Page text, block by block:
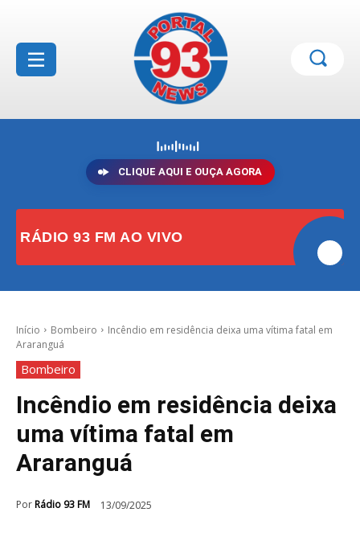
CLIQUE AQUI E OUÇA AGORA
RÁDIO 93 FM AO VIVO
Início Bombeiro
Incêndio em residência deixa uma vítima fatal em
Araranguá
Bombeiro
Incêndio em residência deixa
uma vítima fatal em
Araranguá
PorRádio 93 FM 13/09/2025